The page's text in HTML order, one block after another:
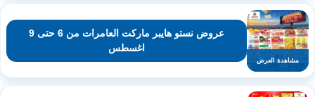
مشاهدة العرض
عروض نستو هايبر ماركت العامرات من 6 حتى 9
اغسطس